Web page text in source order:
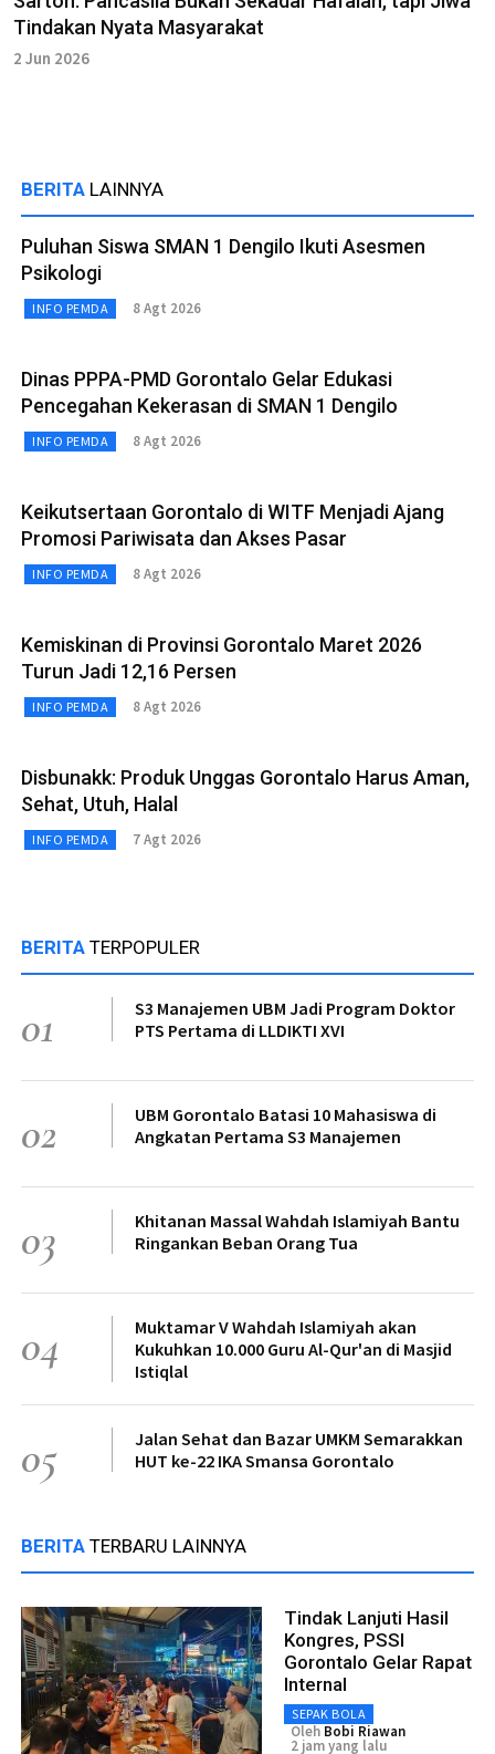
Tindakan Nyata Masyarakat
2 Jun 2026
BERITA LAINNYA
Puluhan Siswa SMAN 1 Dengilo Ikuti Asesmen
Psikologi
INFO PEMDA 8 Agt 2026
Dinas PPPA-PMD Gorontalo Gelar Edukasi
Pencegahan Kekerasan di SMAN 1 Dengilo
INFO PEMDA 8 Agt 2026
Keikutsertaan Gorontalo di WITF Menjadi Ajang
Promosi Pariwisata dan Akses Pasar
INFO PEMDA 8 Agt 2026
Kemiskinan di Provinsi Gorontalo Maret 2026
Turun Jadi 12,16 Persen
INFO PEMDA 8 Agt 2026
Disbunakk: Produk Unggas Gorontalo Harus Aman,
Sehat, Utuh, Halal
INFO PEMDA 7 Agt 2026
BERITA TERPOPULER
01
S3 Manajemen UBM Jadi Program Doktor
PTS Pertama di LLDIKTI XVI
02
UBM Gorontalo Batasi 10 Mahasiswa di
Angkatan Pertama S3 Manajemen
03
Khitanan Massal Wahdah Islamiyah Bantu
Ringankan Beban Orang Tua
04
Muktamar V Wahdah Islamiyah akan
Kukuhkan 10.000 Guru Al-Qur'an di Masjid
Istiqlal
05
Jalan Sehat dan Bazar UMKM Semarakkan
HUT ke-22 IKA Smansa Gorontalo
BERITA TERBARU LAINNYA
Tindak Lanjuti Hasil
Kongres, PSSI
Gorontalo Gelar Rapat
Internal
SEPAK BOLA
Oleh Bobi Riawan
2 jam yang lalu